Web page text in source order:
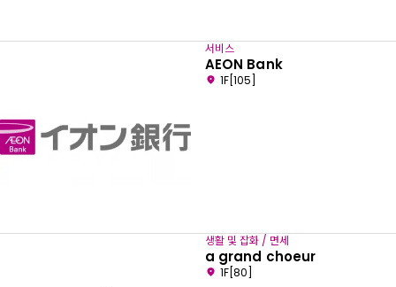
서비스
AEON Bank
1F[105]
생활 및 잡화 / 면세
a grand choeur
1F[80]